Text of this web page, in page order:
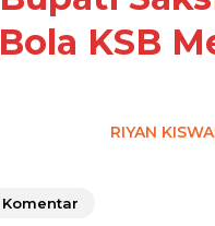
Bola KSB
RIYAN
Komentar